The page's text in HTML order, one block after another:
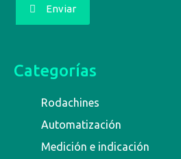
Enviar
Categorías
Rodachines
Automatización
Medición e indicación